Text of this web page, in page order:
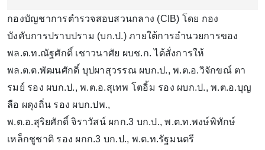
กองบัญชาการตำรวจสอบสวนกลาง (CIB) โดย กอง
บังคับการปราบปราม (บก.ป.) ภายใต้การอำนวยการของ
พล.ต.ท.ณัฐศักดิ์ เชาวนาศัย ผบช.ก. ได้สั่งการให้
พล.ต.ต.พัฒนศักดิ์ บุปผาสุวรรณ ผบก.ป., พ.ต.อ.วิจักขณ์ ตา
รมย์ รอง ผบก.ป., พ.ต.อ.สุเทพ โตอิ้ม รอง ผบก.ป., พ.ต.อ.บุญ
ลือ ผดุงถิ่น รอง ผบก.ปพ.,
พ.ต.อ.สุริยศักดิ์ จิราวัสน์ ผกก.3 บก.ป., พ.ต.ท.พงษ์พิทักษ์
เหล็กชูชาติ รอง ผกก.3 บก.ป., พ.ต.ท.รัฐมนตรี